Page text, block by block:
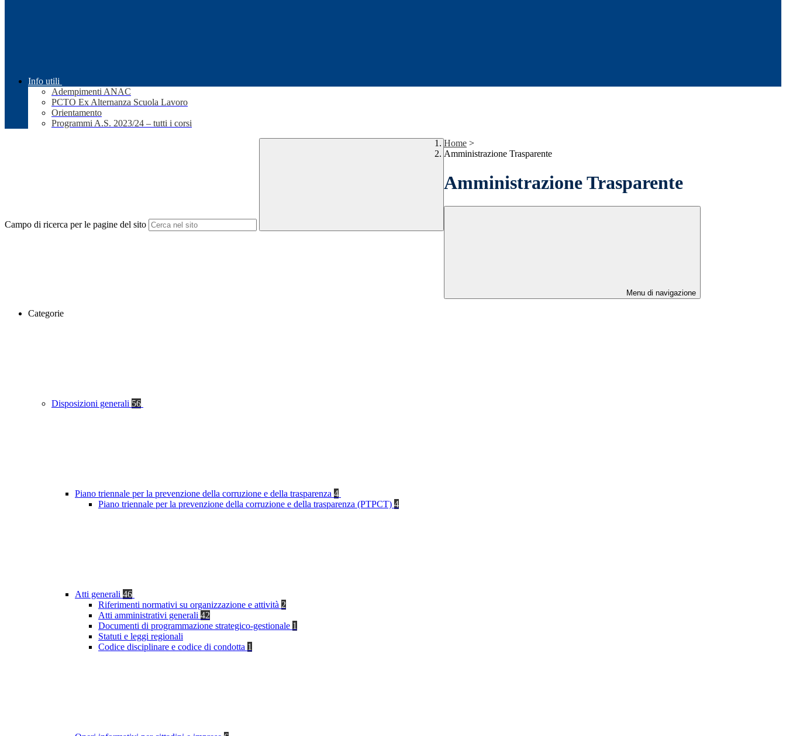
Info utili
Adempimenti ANAC
PCTO Ex Alternanza Scuola Lavoro
Orientamento
Programmi A.S. 2023/24 – tutti i corsi
Campo di ricerca per le pagine del sito
Home >
Amministrazione Trasparente
Amministrazione Trasparente
Menu di navigazione
Categorie
Disposizioni generali 56
Piano triennale per la prevenzione della corruzione e della trasparenza 4
Piano triennale per la prevenzione della corruzione e della trasparenza (PTPCT) 4
Atti generali 46
Riferimenti normativi su organizzazione e attività 2
Atti amministrativi generali 42
Documenti di programmazione strategico-gestionale 1
Statuti e leggi regionali
Codice disciplinare e codice di condotta 1